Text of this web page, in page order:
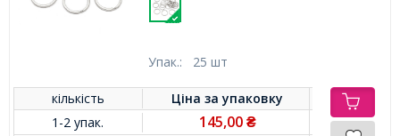
Упак.: 25 шт
кількість Ціна заупаковку
1-2 упак.
145,00 ₴